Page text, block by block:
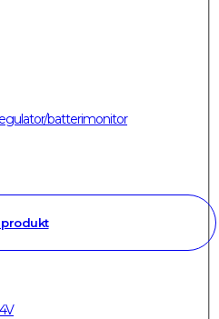
batterimonitor
produkt